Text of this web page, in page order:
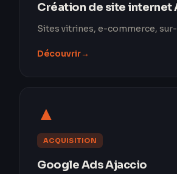
Création de site internet
Sites vitrines, e-commerce,
Découvrir→
▲
ACQUISITION
Google Ads Ajaccio